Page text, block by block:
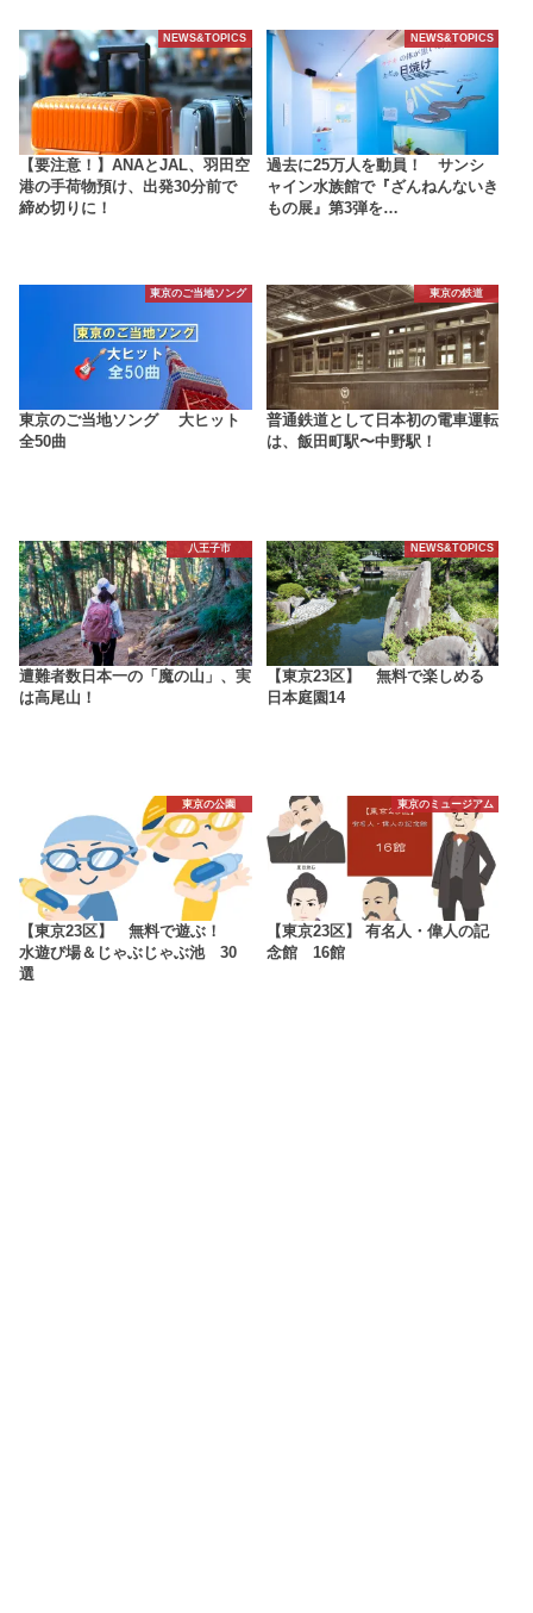
NEWS&TOPICS
【要注意！】ANAとJAL、羽田空
港の手荷物預け、出発30分前で
締め切りに！
NEWS&TOPICS
過去に25万人を動員！ サンシ
ャイン水族館で『ざんねんないき
もの展』第3弾を…
東京のご当地ソング
東京のご当地ソング 大ヒット
全50曲
東京の鉄道
普通鉄道として日本初の電車運転
は、飯田町駅〜中野駅！
八王子市
遭難者数日本一の「魔の山」、実
は高尾山！
NEWS&TOPICS
【東京23区】 無料で楽しめる
日本庭園14
東京の公園
【東京23区】 無料で遊ぶ！
水遊び場＆じゃぶじゃぶ池 30
選
東京のミュージアム
【東京23区】 有名人・偉人の記
念館 16館